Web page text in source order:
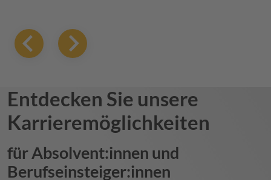
Entdecken Sie unsere
Karrieremöglichkeiten
für Absolvent:innen und
Berufseinsteiger:innen